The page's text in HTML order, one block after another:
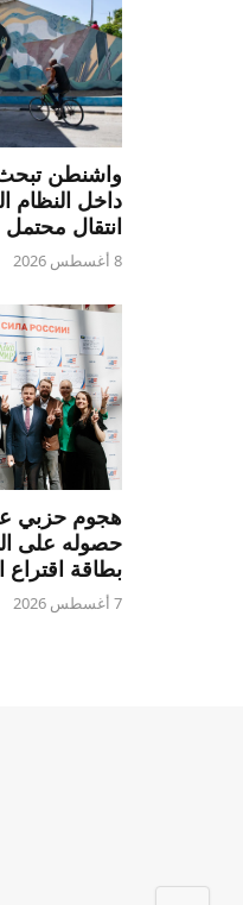
واشنطن
داخل النظام
انتقال محتمل
8 أغسطس 2026
هجوم حزبي
حصوله على
بطاقة اقتراع
7 أغسطس 2026